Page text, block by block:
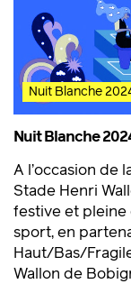
Nuit Blanche
Nuit Blanche
A l’occasion de
Stade Henri
festive et pleine
sport, en
Haut/Bas/
Wallon de